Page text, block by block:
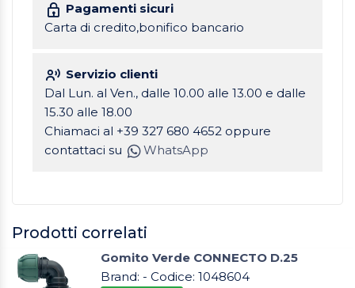
Pagamenti sicuri
Carta di credito,bonifico bancario
Servizio clienti
Dal Lun. al Ven., dalle 10.00 alle 13.00 e dalle
15.30 alle 18.00
Chiamaci al +39 327 680 4652 oppure
contattaci su
WhatsApp
Prodotti correlati
Gomito Verde CONNECTO D.25
Brand: - Codice: 1048604